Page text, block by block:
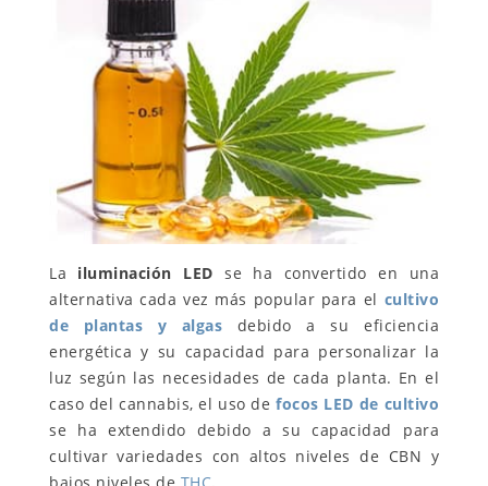
La iluminación LED se ha convertido en una
alternativa cada vez más popular para el cultivo
de plantas y algas debido a su eficiencia
energética y su capacidad para personalizar la
luz según las necesidades de cada planta. En el
caso del cannabis, el uso defocos LED de cultivo
se ha extendido debido a su capacidad para
cultivar variedades con altos niveles de CBN y
bajos niveles de THC.